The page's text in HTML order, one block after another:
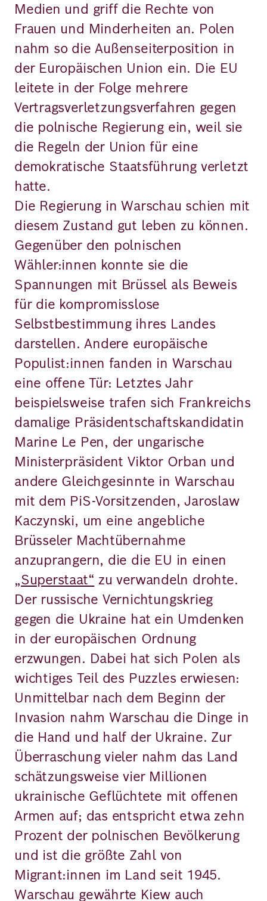
Medien und griff die Rechte von
Frauen und Minderheiten an. Polen
nahm so die Außenseiterposition in
der Europäischen Union ein. Die EU
leitete in der Folge mehrere
Vertragsverletzungsverfahren gegen
die polnische Regierung ein, weil sie
die Regeln der Union für eine
demokratische Staatsführung verletzt
hatte.
Die Regierung in Warschau schien mit
diesem Zustand gut leben zu können.
Gegenüber den polnischen
Wähler:innen konnte sie die
Spannungen mit Brüssel als Beweis
für die kompromisslose
Selbstbestimmung ihres Landes
darstellen. Andere europäische
Populist:innen fanden in Warschau
eine offene Tür: Letztes Jahr
beispielsweise trafen sich Frankreichs
damalige Präsidentschaftskandidatin
Marine Le Pen, der ungarische
Ministerpräsident Viktor Orban und
andere Gleichgesinnte in Warschau
mit dem PiS-Vorsitzenden, Jaroslaw
Kaczynski, um eine angebliche
Brüsseler Machtübernahme
anzuprangern, die die EU in einen
„Superstaat“ zu verwandeln drohte.
Der russische Vernichtungskrieg
gegen die Ukraine hat ein Umdenken
in der europäischen Ordnung
erzwungen. Dabei hat sich Polen als
wichtiges Teil des Puzzles erwiesen:
Unmittelbar nach dem Beginn der
Invasion nahm Warschau die Dinge in
die Hand und half der Ukraine. Zur
Überraschung vieler nahm das Land
schätzungsweise vier Millionen
ukrainische Geflüchtete mit offenen
Armen auf; das entspricht etwa zehn
Prozent der polnischen Bevölkerung
und ist die größte Zahl von
Migrant:innen im Land seit 1945.
Warschau gewährte Kiew auch